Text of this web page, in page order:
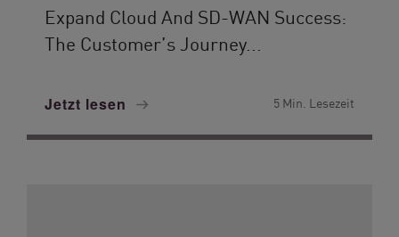
Expand Cloud And SD-WAN Success:
The Customer’s Journey...
Jetzt lesen 5 Min. Lesezeit